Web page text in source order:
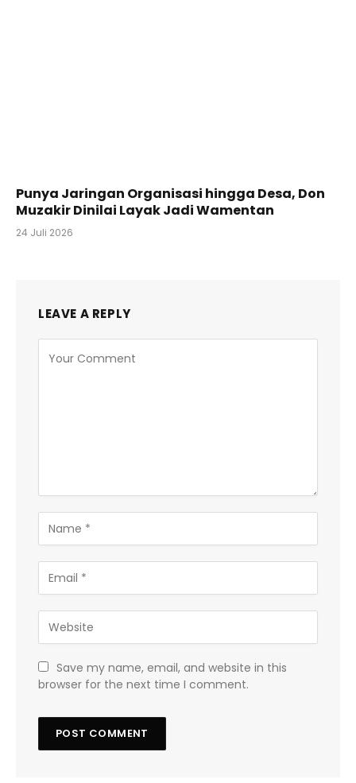
Punya Jaringan Organisasi hingga Desa, Don
Muzakir Dinilai Layak Jadi Wamentan
24 Juli 2026
LEAVE A REPLY
Save my name, email, and website in this
browser for the next time I comment.